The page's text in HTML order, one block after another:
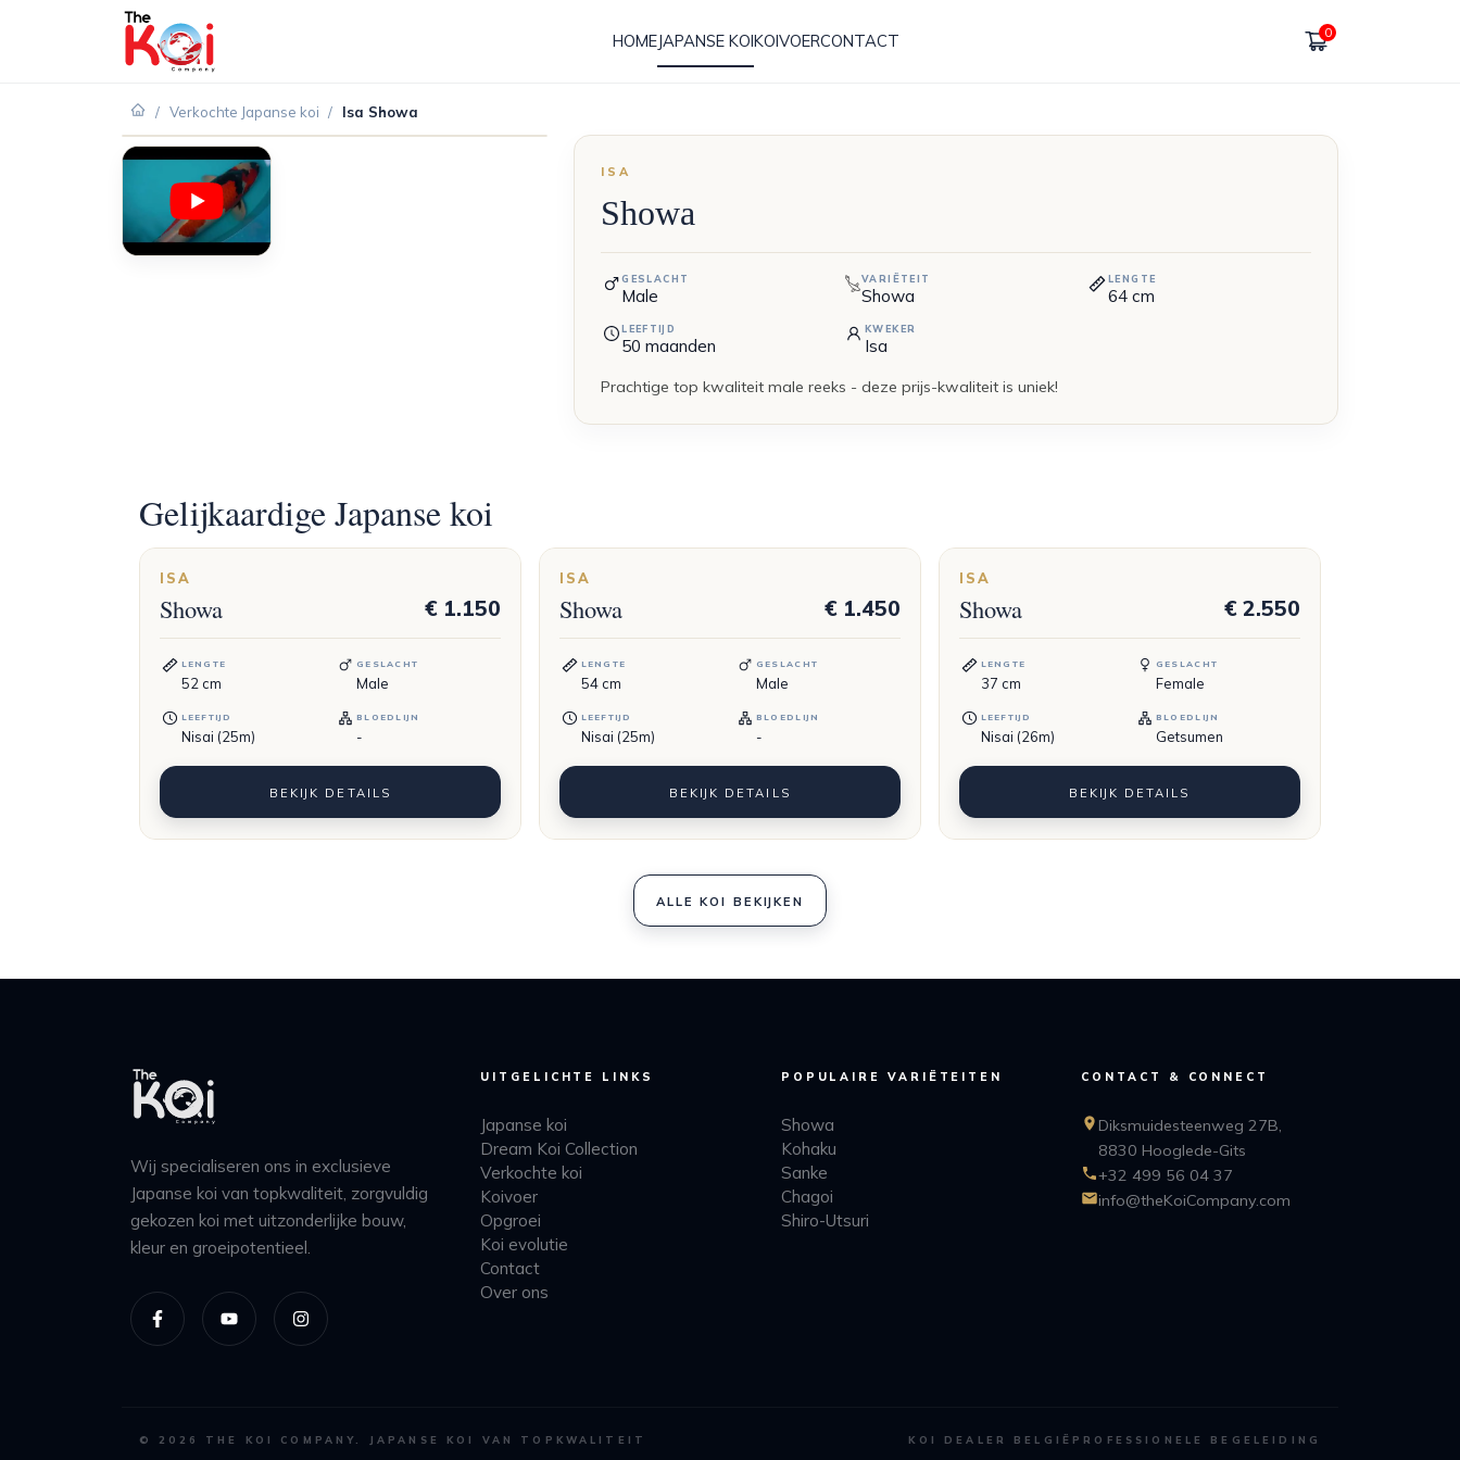
HOMEJAPANSE KOIKOIVOERCONTACT 0
/ Verkochte Japanse koi / Isa Showa
VERKOCHT ISA
Showa
GESLACHT
Male
VARIËTEIT
Showa
LENGTE
64cm
LEEFTIJD
50 maanden
KWEKER
Isa
Prachtige top kwaliteit male reeks - deze prijs-kwaliteit is uniek!
Gelijkaardige Japanse koi
ISA
Showa € 1.150
LENGTE
52 cm
GESLACHT
Male
LEEFTIJD
Nisai (25m)
BLOEDLIJN
-
BEKIJK DETAILS
ISA
Showa € 1.450
LENGTE
54cm
GESLACHT
Male
LEEFTIJD
Nisai (25m)
BLOEDLIJN
-
BEKIJK DETAILS
ISA
Showa € 2.550
LENGTE
37 cm
GESLACHT
Female
LEEFTIJD
Nisai (26m)
BLOEDLIJN
Getsumen
BEKIJK DETAILS
ALLE KOI BEKIJKEN
Wij specialiseren ons in exclusieve
Japanse koi van topkwaliteit, zorgvuldig
gekozen koi met uitzonderlijke bouw,
kleur en groeipotentieel.
UITGELICHTE LINKS
Japanse koi
Dream Koi Collection
Verkochte koi
Koivoer
Opgroei
Koi evolutie
Contact
Over ons
POPULAIRE VARIËTEITEN
Showa
Kohaku
Sanke
Chagoi
Shiro-Utsuri
CONTACT & CONNECT
Diksmuidesteenweg 27B,
8830 Hooglede-Gits
+32 499 56 04 37
info@theKoiCompany.com
© 2026 THE KOI COMPANY. JAPANSE KOI VAN TOPKWALITEIT KOI DEALER BELGIË PROFESSIONELE BEGELEIDING